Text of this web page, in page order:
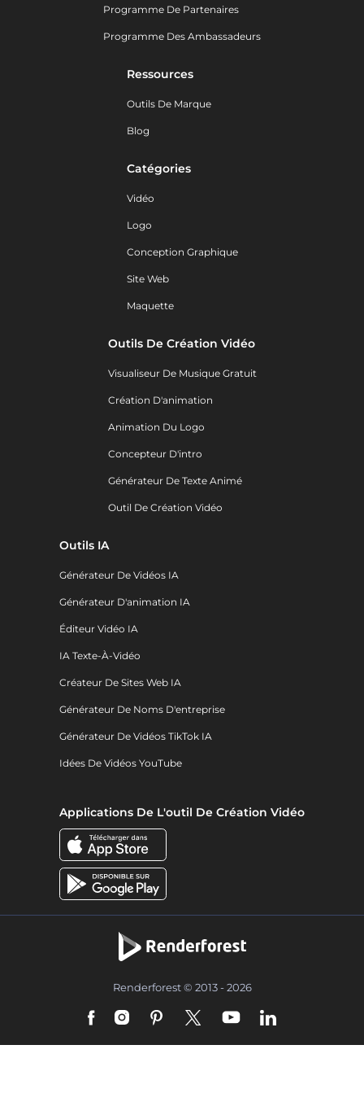
Programme De Partenaires
Programme Des Ambassadeurs
Ressources
Outils De Marque
Blog
Catégories
Vidéo
Logo
Conception Graphique
Site Web
Maquette
Outils De Création Vidéo
Visualiseur De Musique Gratuit
Création D'animation
Animation Du Logo
Concepteur D'intro
Générateur De Texte Animé
Outil De Création Vidéo
Outils IA
Générateur De Vidéos IA
Générateur D'animation IA
Éditeur Vidéo IA
IA Texte-À-Vidéo
Créateur De Sites Web IA
Générateur De Noms D'entreprise
Générateur De Vidéos TikTok IA
Idées De Vidéos YouTube
Applications De L'outil De Création Vidéo
Renderforest © 2013 - 2026